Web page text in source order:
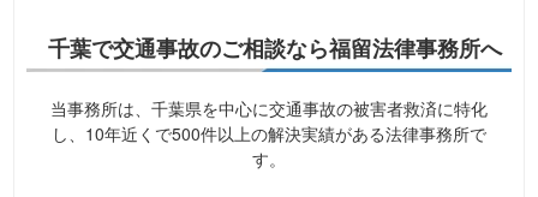
千葉で交通事故のご相談なら福留法律事務所へ
当事務所は、千葉県を中心に交通事故の被害者救済に特化
し、10年近くで500件以上の解決実績がある法律事務所で
す。